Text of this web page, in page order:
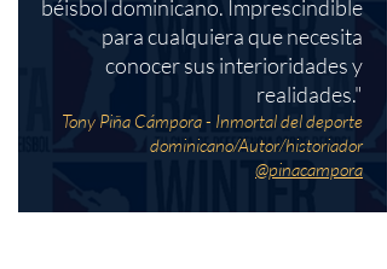
béisbol dominicano. Imprescindible
para cualquiera que necesita
conocer sus interioridades y
realidades."
Tony Piña Cámpora - Inmortal del deporte
dominicano/Autor/historiador
@pinacampora